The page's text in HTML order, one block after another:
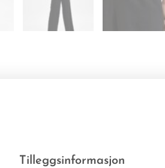
Tilleggsinformasjon